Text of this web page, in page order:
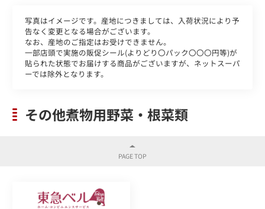
写真はイメージです。産地につきましては、入荷状況により予
告なく変更となる場合がございます。
なお、産地のご指定はお受けできません。
一部店頭で実施の販促シール(よりどり〇パック〇〇〇円等)が
貼られた状態でお届けする商品がございますが、ネットスーパ
ーでは除外となります。
その他煮物用野菜・根菜類